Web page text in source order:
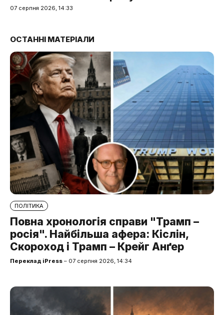
07 серпня 2026, 14:33
ОСТАННІ МАТЕРІАЛИ
ПОЛІТИКА
Повна хронологія справи "Трамп –
росія". Найбільша афера: Кіслін,
Скороход і Трамп – Крейг Анґер
Переклад iPress – 07 серпня 2026, 14:34